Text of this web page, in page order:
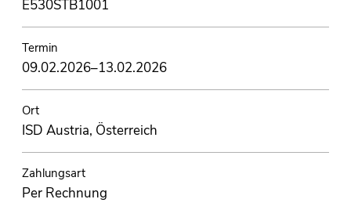
E530STB1001
Termin
09.02.2026–13.02.2026
Ort
ISD Austria, Österreich
Zahlungsart
Per Rechnung